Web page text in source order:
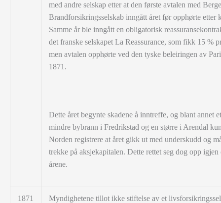
med andre selskap etter at den første avtalen med
Brandforsikringsselskab inngått året før opphørte etter
Samme år ble inngått en obligatorisk
det franske selskapet La Reassurance, som fikk 15 %
men avtalen opphørte ved den tyske beleiringen av
1871.
Dette året begynte skadene å inntreffe, og blant annet
mindre bybrann i Fredrikstad og en større i Arendal
Norden registrere at året gikk ut med underskudd og
trekke på aksjekapitalen. Dette rettet seg dog opp igjen
årene.
1871
Myndighetene tillot ikke stiftelse av et